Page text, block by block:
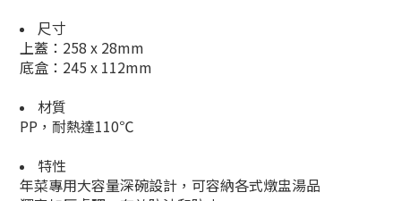
尺寸
上蓋：258 x 28mm
底盒：245 x 112mm
材質
PP，耐熱達110℃
特性
年菜專用大容量深碗設計，可容納各式燉盅湯品